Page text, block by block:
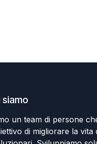
siamo
un team di persone
di migliorare la